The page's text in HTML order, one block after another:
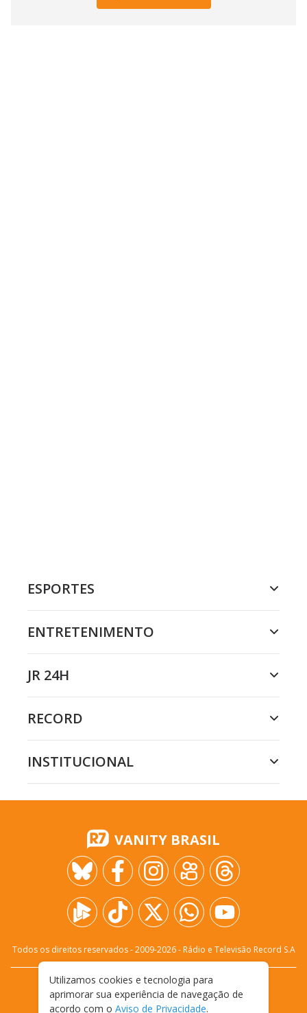
ESPORTES
ENTRETENIMENTO
JR 24H
RECORD
INSTITUCIONAL
VANITY BRASIL
Todos os direitos reservados - 2009-2026- Rádio e Televisão Record S.A
FALE CONOSCO
PRIVACIDADE
TERMOS E CONDIÇÕES DE USO
Utilizamos cookies e tecnologia para
aprimorar sua experiência de navegação de
acordo com o Aviso de Privacidade.